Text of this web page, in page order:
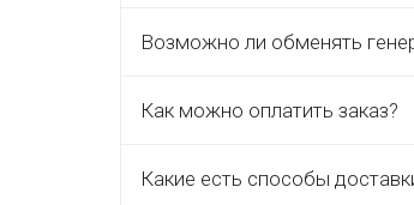
Возможно ли обменять
Как можно оплатить заказ?
Какие есть способы